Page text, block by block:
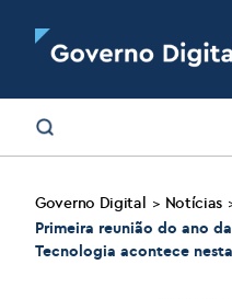
Governo Digital > Notícias
Primeira reunião do ano
Tecnologia acontece